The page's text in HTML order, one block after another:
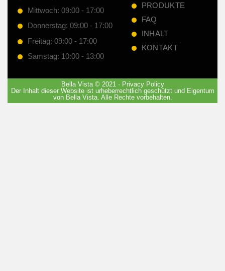
Mittwoch: 09:00 - 17:00
Donnerstag: 09:00 - 17:00
Freitag: 09:00 - 17:00
Samstag: 10:00 - 13:00
PRODUKTE
FAQ
INHALT
KONTAKT
Bella Vista © 2021 · Privacy Policy
Der Inhalt dieser Website ist urheberrechtlich geschützt und Eigentum
von Bella Vista. Alle Rechte vorbehalten.